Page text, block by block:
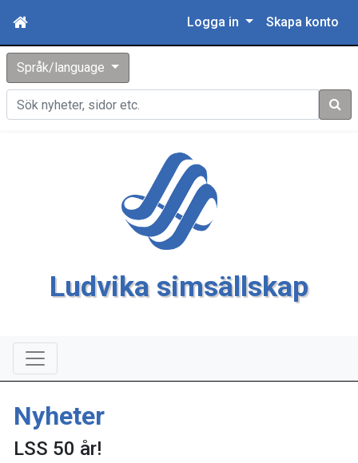
Logga in Skapa konto
Språk/language
Sök
Ludvika simsällskap
Nyheter
LSS 50 år!